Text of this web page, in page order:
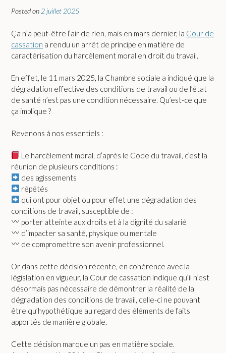
Posted on2 juillet 2025
Ça n’a peut-être l’air de rien, mais en mars dernier, la Cour de
cassation a rendu un arrêt de principe en matière de
caractérisation du harcèlement moral en droit du travail.
En effet, le 11 mars 2025, la Chambre sociale a indiqué que la
dégradation effective des conditions de travail ou de l’état
de santé n’est pas une condition nécessaire. Qu’est-ce que
ça implique ?
Revenons à nos essentiels :
Le harcèlement moral, d’après le Code du travail, c’est la
réunion de plusieurs conditions :
des agissements
répétés
qui ont pour objet ou pour effet une dégradation des
conditions de travail, susceptible de :
porter atteinte aux droits et à la dignité du salarié
d’impacter sa santé, physique ou mentale
de compromettre son avenir professionnel.
Or dans cette décision récente, en cohérence avec la
législation en vigueur, la Cour de cassation indique qu’il n’est
désormais pas nécessaire de démontrer la réalité de la
dégradation des conditions de travail, celle-ci ne pouvant
être qu’hypothétique au regard des éléments de faits
apportés de manière globale.
Cette décision marque un pas en matière sociale.